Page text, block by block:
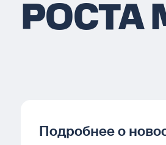
РОСТА
Подробнее о